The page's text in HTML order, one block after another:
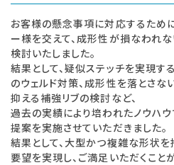
お客様の懸念事項に対応するため
ー様を交えて、成形性が損なわれ
検討いたしました。
結果として、疑似ステッチを実現す
のウェルド対策、成形性を落とさ
抑える補強リブの検討など、
過去の実績により培われたノウハ
提案を実施させていただきました。
結果として、大型かつ複雑な形状
要望を実現し、ご満足いただくこと